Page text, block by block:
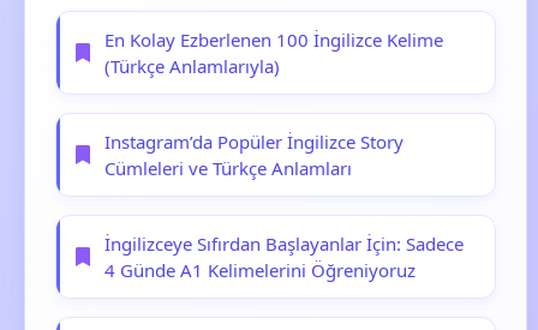
En Kolay Ezberlenen 100 İngilizce Kelime
(Türkçe Anlamlarıyla)
Instagram’da Popüler İngilizce Story
Cümleleri ve Türkçe Anlamları
İngilizceye Sıfırdan Başlayanlar İçin: Sadece
4 Günde A1 Kelimelerini Öğreniyoruz